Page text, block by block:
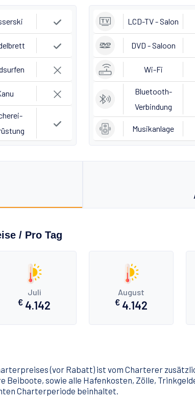
LCD-TV - Salon
DVD - Saloon
Wi-Fi
Bluetooth-
Verbindung
Musikanlage
/ Pro Tag
Juli
€ 4.142
August
€ 4.142
(vor Rabatt) ist vom Charterer
sowie alle Hafenkosten, Zölle,
Charterperiode beinhaltet.